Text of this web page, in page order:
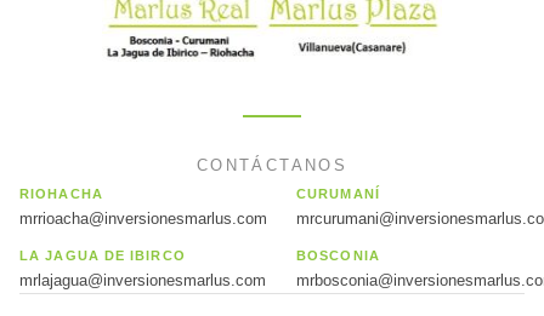
CONTÁCTANOS
RIOHACHA
mrrioacha@inversionesmarlus.com
CURUMANÍ
LA JAGUA DE IBIRCO
mrlajagua@inversionesmarlus.com
BOSCONIA